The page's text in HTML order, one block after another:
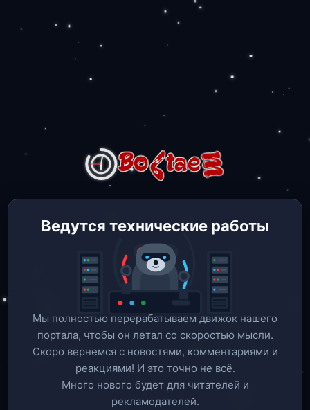
Ведутся технические работы
Мы полностью перерабатываем движок нашего
портала, чтобы он летал со скоростью мысли.
Скоро вернемся c новостями, комментариями и
реакциями! И это точно не всё.
Много нового будет для читателей и
рекламодателей.